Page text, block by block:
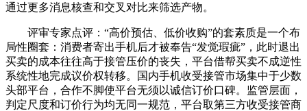
通过更多消息核查和交叉对比来筛选产物。
评审专家点评：“高价预估、低价收购”的套素质是一个布
局性圈套：消费者寄出手机后才被奉告“发觉瑕疵”，此时退出
买卖的成本往往高于接管压价的丧失，平台借帮买卖不成逆性
系统性地完成议价权转移。国内手机收受接管市场集中于少数
头部平台，合作不脚使平台无须以诚信订价口碑。监管层面，
判定尺度和订价行为均无同一规范，平台取第三方收受接管商